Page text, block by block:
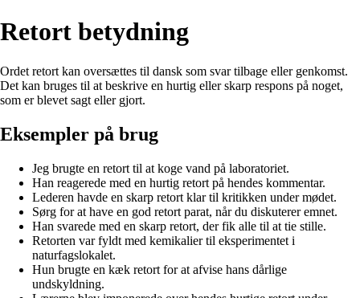
Retort betydning
Ordet retort kan oversættes til dansk som svar tilbage eller genkomst.
Det kan bruges til at beskrive en hurtig eller skarp respons på noget,
som er blevet sagt eller gjort.
Eksempler på brug
Jeg brugte en retort til at koge vand på laboratoriet.
Han reagerede med en hurtig retort på hendes kommentar.
Lederen havde en skarp retort klar til kritikken under mødet.
Sørg for at have en god retort parat, når du diskuterer emnet.
Han svarede med en skarp retort, der fik alle til at tie stille.
Retorten var fyldt med kemikalier til eksperimentet i
naturfagslokalet.
Hun brugte en kæk retort for at afvise hans dårlige
undskyldning.